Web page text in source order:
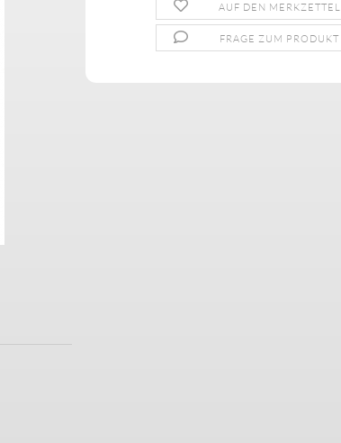
AUF DEN MERKZETTEL
FRAGE ZUM PRODUKT